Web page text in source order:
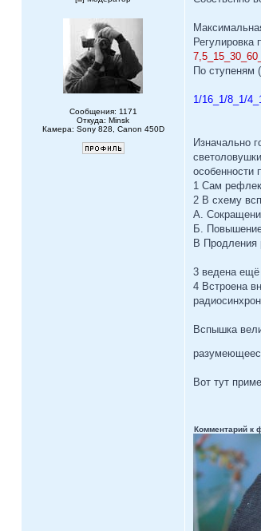
Сообщения: 1171
Откуда: Minsk
Камера: Sony 828, Canon 450D
Регулировка
По ступеням
1/16_1/8_1/
Изначально
особенности
1 Сам
2 В схему
А.
Б.
В Продления
3 ведена ещё
4 Встроена
Вспышка
Вот тут
Комментарий к